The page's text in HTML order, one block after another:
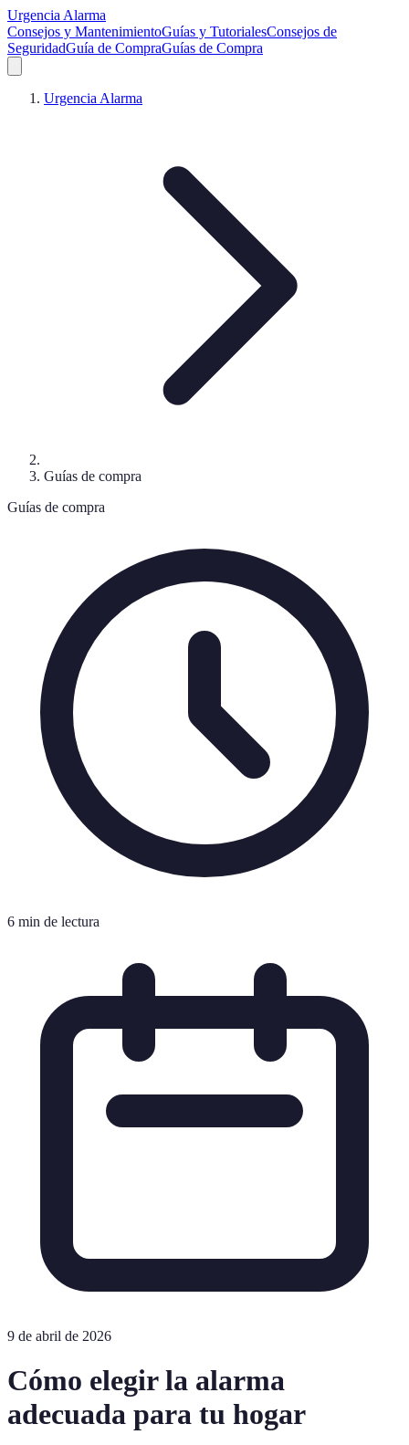
Urgencia Alarma
Consejos y MantenimientoGuías y TutorialesConsejos de
SeguridadGuía de CompraGuías de Compra
Urgencia Alarma
Guías de compra
Guías de compra
6 min de lectura
9 de abril de 2026
Cómo elegir la alarma
adecuada para tu hogar